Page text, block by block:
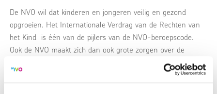
De NVO wil dat kinderen en jongeren veilig en gezond
opgroeien. Het Internationale Verdrag van de Rechten van
het Kind is één van de pijlers van de NVO-beroepscode.
Ook de NVO maakt zich dan ook grote zorgen over de
consequenties van het Kabinetsbesluit. Die zorg beperkt zich
overigens niet tot de gevolgen van het net genomen